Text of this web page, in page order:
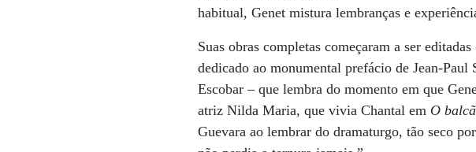
habitual, Genet mistura lembranças e
Suas obras completas começaram a ser
dedicado ao monumental prefácio de Jean-Paul
Escobar – que lembra do momento em que
atriz Nilda Maria, que vivia Chantal em O
Guevara ao lembrar do dramaturgo, tão seco